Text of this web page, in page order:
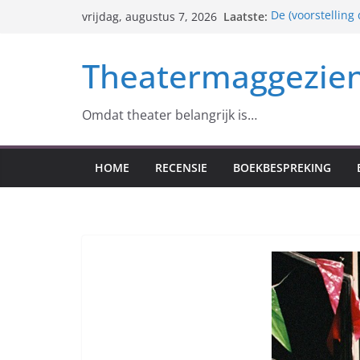
vrijdag, augustus 7, 2026 Laatste: De
Anton Tsjechov
Roger Arteel –
Omdat theater belangrijk is…
HOME RECENSIE BOEKBESPREKING